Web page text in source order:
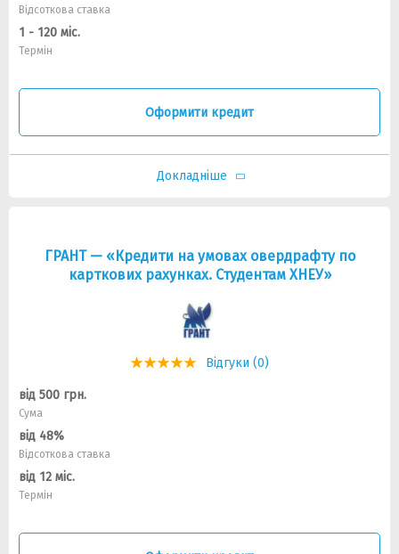
Відсоткова ставка
1 - 120 міс.
Термін
Оформити кредит
Докладніше
ГРАНТ — «Кредити на умовах овердрафту по
карткових рахунках. Студентам ХНЕУ»
Відгуки (0)
від 500 грн.
Сума
від 48%
Відсоткова ставка
від 12 міс.
Термін